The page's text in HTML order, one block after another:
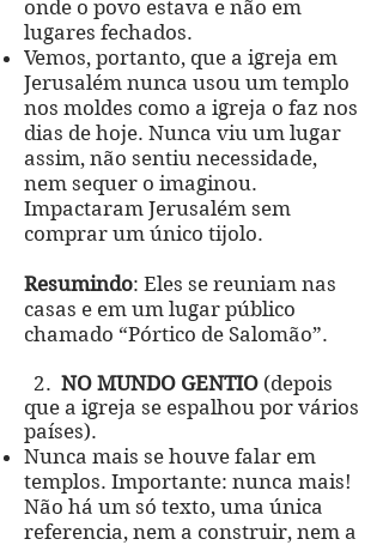
onde o povo estava e não em
lugares fechados.
Vemos, portanto, que a igreja em
Jerusalém nunca usou um templo
nos moldes como a igreja o faz nos
dias de hoje. Nunca viu um lugar
assim, não sentiu necessidade,
nem sequer o imaginou.
Impactaram Jerusalém sem
comprar um único tijolo.
Resumindo: Eles se reuniam nas
casas e em um lugar público
chamado “Pórtico de Salomão”.
2. NO MUNDO GENTIO (depois
que a igreja se espalhou por vários
países).
Nunca mais se houve falar em
templos. Importante: nunca mais!
Não há um só texto, uma única
referencia, nem a construir, nem a